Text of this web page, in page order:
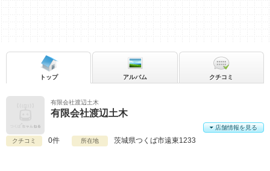
有限会社渡辺土木
有限会社渡辺土木
クチコミ 0件 所在地 茨城県つくば市遠東1233
店舗情報を見る
トップ アルバム クチコミ